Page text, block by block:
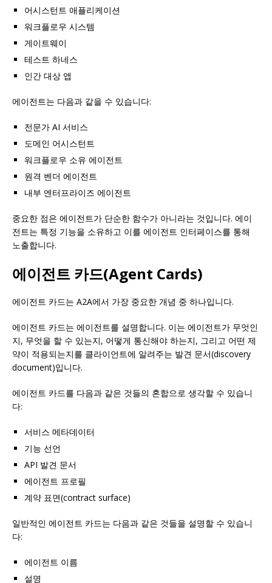
어시스턴트 애플리케이션
워크플로우 시스템
게이트웨이
테스트 하네스
인간 대상 앱
에이전트는 다음과 같을 수 있습니다:
전문가 AI 서비스
도메인 어시스턴트
워크플로우 소유 에이전트
원격 벤더 에이전트
내부 엔터프라이즈 에이전트
중요한 점은 에이전트가 단순한 함수가 아니라는 것입니다. 에이
전트는 특정 기능을 소유하고 이를 에이전트 인터페이스를 통해
노출합니다.
에이전트 카드(Agent Cards)
에이전트 카드는 A2A에서 가장 중요한 개념 중 하나입니다.
에이전트 카드는 에이전트를 설명합니다. 이는 에이전트가 무엇인
지, 무엇을 할 수 있는지, 어떻게 통신해야 하는지, 그리고 어떤 제
약이 적용되는지를 클라이언트에 알려주는 발견 문서(discovery
document)입니다.
에이전트 카드를 다음과 같은 것들의 혼합으로 생각할 수 있습니
다:
서비스 메타데이터
기능 선언
API 발견 문서
에이전트 프로필
계약 표면(contract surface)
일반적인 에이전트 카드는 다음과 같은 것들을 설명할 수 있습니
다:
에이전트 이름
설명